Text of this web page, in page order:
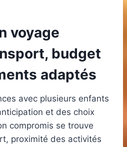
voyage
budget
adaptés
avec plusieurs enfants
et des choix
compromis se trouve
proximité des activités